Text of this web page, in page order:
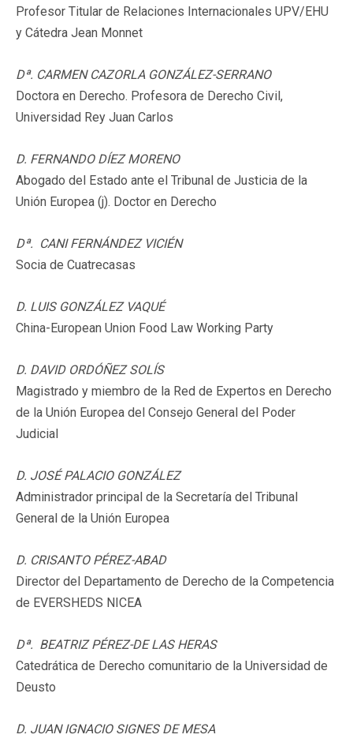
Profesor Titular de Relaciones Internacionales UPV/EHU
y Cátedra Jean Monnet
Dª. CARMEN CAZORLA GONZÁLEZ-SERRANO
Doctora en Derecho. Profesora de Derecho Civil,
Universidad Rey Juan Carlos
D. FERNANDO DÍEZ MORENO
Abogado del Estado ante el Tribunal de Justicia de la
Unión Europea (j). Doctor en Derecho
Dª. CANI FERNÁNDEZ VICIÉN
Socia de Cuatrecasas
D. LUIS GONZÁLEZ VAQUÉ
China-European Union Food Law Working Party
D. DAVID ORDÓÑEZ SOLÍS
Magistrado y miembro de la Red de Expertos en Derecho
de la Unión Europea del Consejo General del Poder
Judicial
D. JOSÉ PALACIO GONZÁLEZ
Administrador principal de la Secretaría del Tribunal
General de la Unión Europea
D. CRISANTO PÉREZ-ABAD
Director del Departamento de Derecho de la Competencia
de EVERSHEDS NICEA
Dª. BEATRIZ PÉREZ-DE LAS HERAS
Catedrática de Derecho comunitario de la Universidad de
Deusto
D. JUAN IGNACIO SIGNES DE MESA